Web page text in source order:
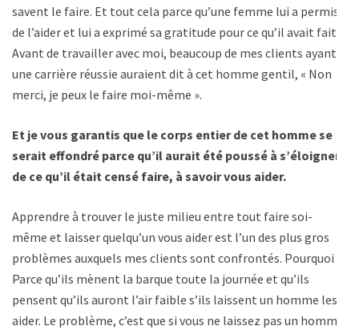
savent le faire. Et tout cela parce qu’une femme lui a permis
de l’aider et lui a exprimé sa gratitude pour ce qu’il avait fait.
Avant de travailler avec moi, beaucoup de mes clients ayant
une carrière réussie auraient dit à cet homme gentil, « Non
merci, je peux le faire moi-même ».
Et je vous garantis que le corps entier de cet homme se
serait effondré parce qu’il aurait été poussé à s’éloigner
de ce qu’il était censé faire, à savoir vous aider.
Apprendre à trouver le juste milieu entre tout faire soi-
même et laisser quelqu’un vous aider est l’un des plus gros
problèmes auxquels mes clients sont confrontés. Pourquoi ?
Parce qu’ils mènent la barque toute la journée et qu’ils
pensent qu’ils auront l’air faible s’ils laissent un homme les
aider. Le problème, c’est que si vous ne laissez pas un homme